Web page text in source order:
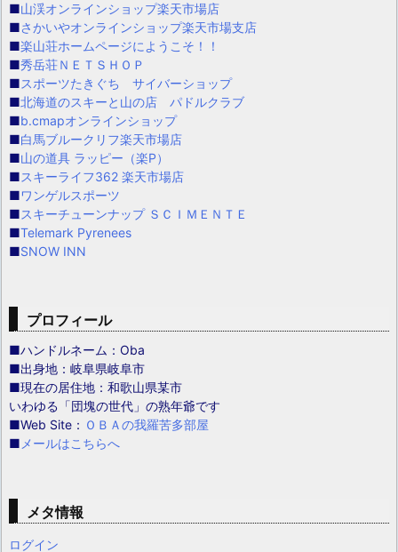
■山渓オンラインショップ楽天市場店
■さかいやオンラインショップ楽天市場支店
■楽山荘ホームページにようこそ！！
■秀岳荘ＮＥＴＳＨＯＰ
■スポーツたきぐち サイバーショップ
■北海道のスキーと山の店 パドルクラブ
■b.cmapオンラインショップ
■白馬ブルークリフ楽天市場店
■山の道具 ラッピー（楽P）
■スキーライフ362 楽天市場店
■ワンゲルスポーツ
■スキーチューンナップ ＳＣＩＭＥＮＴＥ
■Telemark Pyrenees
■SNOW INN
プロフィール
■ハンドルネーム：Oba
■出身地：岐阜県岐阜市
■現在の居住地：和歌山県某市
いわゆる「団塊の世代」の熟年爺です
■Web Site： ＯＢＡの我羅苦多部屋
■メールはこちらへ
メタ情報
ログイン